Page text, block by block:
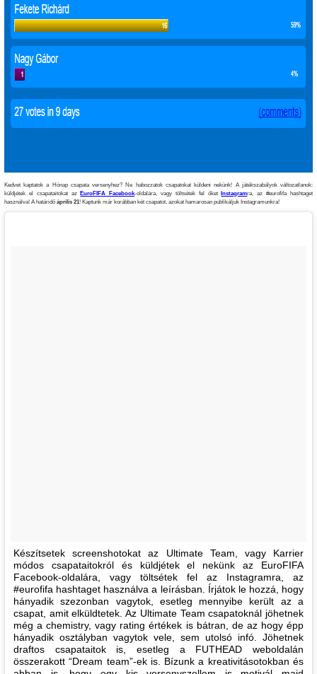
Kedvet kaptatok a Hónap csapata versenyhez? Ne habozzatok csapatokat küldeni nekünk! A játékszabályok változatlanok:
küldjétek el csapataitokat az EuroFIFA Facebook-oldalára, vagy töltsétek fel őket Instagramra, az #eurofifa hashtaget
használva! A határidő április 21 ! Kaptunk már korábban két csapatot, azokat hamarosan publikáljuk Instagramunkra!
Készítsetek screenshotokat az Ultimate Team, vagy Karrier
módos csapataitokról és küldjétek el nekünk az EuroFIFA
Facebook-oldalára, vagy töltsétek fel az Instagramra, az
#eurofifa hashtaget használva a leírásban. Írjátok le hozzá, hogy
hányadik szezonban vagytok, esetleg mennyibe került az a
csapat, amit elküldtetek. Az Ultimate Team csapatoknál jöhetnek
még a chemistry, vagy rating értékek is bátran, de az hogy épp
hányadik osztályban vagytok vele, sem utolsó infó. Jöhetnek
draftos csapataitok is, esetleg a FUTHEAD weboldalán
összerakott “Dream team”-ek is. Bízunk a kreativitásotokban és